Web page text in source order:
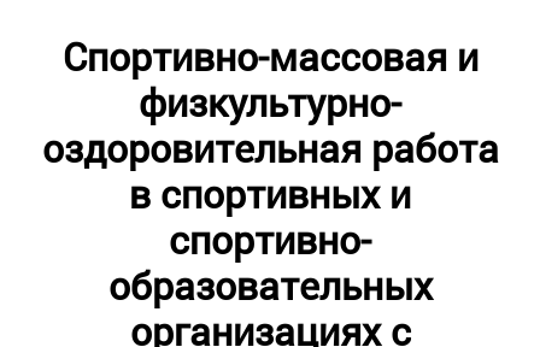
Спортивно-массовая и
физкультурно-
оздоровительная работа
в спортивных и
спортивно-
образовательных
организациях с